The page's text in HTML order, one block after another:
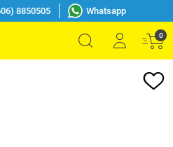
8850505 Whatsapp
0